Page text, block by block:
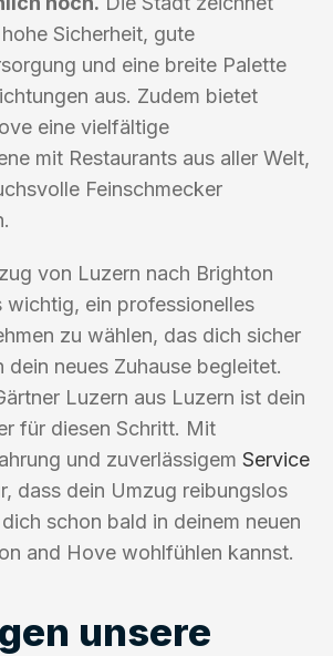
Sicherheit, gute
und eine breite Palette
aus. Zudem bietet
eine vielfältige
mit Restaurants aus aller Welt,
Feinschmecker
von Luzern nach Brighton
wichtig, ein professionelles
zu wählen, das dich sicher
dein neues Zuhause begleitet.
Luzern aus Luzern ist dein
für diesen Schritt. Mit
und zuverlässigem Service
dass dein Umzug reibungslos
schon bald in deinem neuen
and Hove wohlfühlen kannst.
unsere